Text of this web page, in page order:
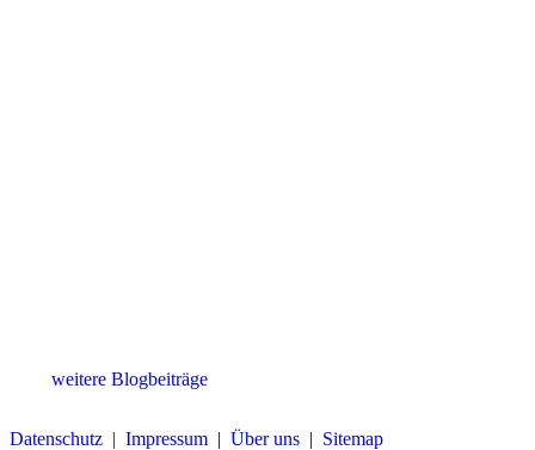
weitere Blogbeiträge
Datenschutz | Impressum | Über uns | Sitemap